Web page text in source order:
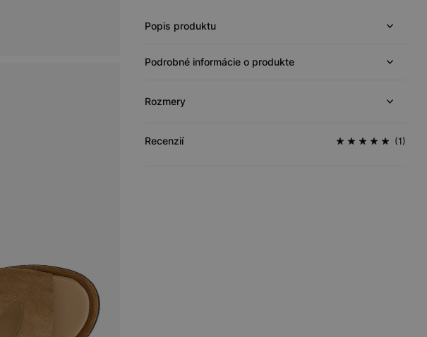
Popis produktu
Podrobné informácie o produkte
Rozmery
Recenzií (1)